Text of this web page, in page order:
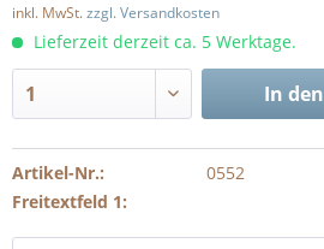
inkl. MwSt.zzgl. Versandkosten
Lieferzeit derzeit ca. 5 Werktage.
In den
Artikel-Nr.:
0552
Freitextfeld 1: